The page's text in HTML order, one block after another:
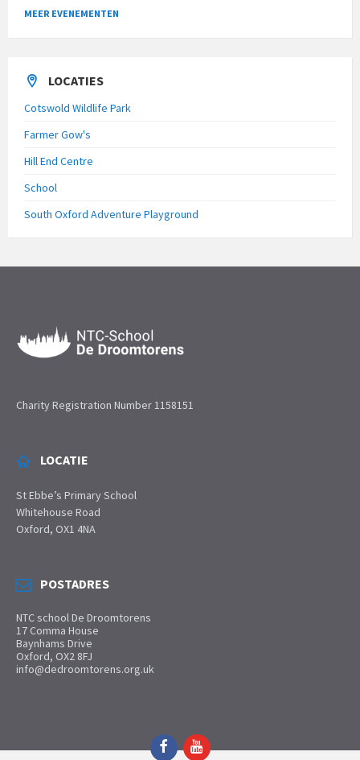
MEER EVENEMENTEN
LOCATIES
Cotswold Wildlife Park
Farmer Gow's
Hill End Centre
School
South Oxford Adventure Playground
Charity Registration Number 1158151
LOCATIE
St Ebbe’s Primary School
Whitehouse Road
Oxford, OX1 4NA
POSTADRES
NTC school De Droomtorens
17 Comma House
Baynhams Drive
Oxford, OX2 8FJ
info@dedroomtorens.org.uk
FacebookYouTube